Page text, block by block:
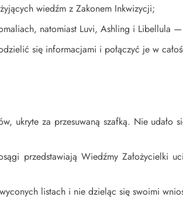
wiedźm z Zakonem Inkwizycji;
natomiast Luvi, Ashling i Libellula
się informacjami i połączyć je w
ukryte za przesuwaną szafką. Nie
przedstawiają Wiedźmy Założycielki
listach i nie dzieląc się swoimi